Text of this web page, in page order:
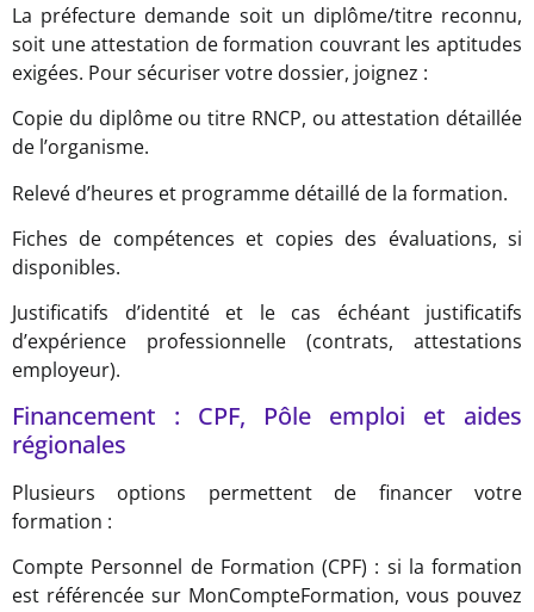
La préfecture demande soit un diplôme/titre reconnu,
soit une attestation de formation couvrant les aptitudes
exigées. Pour sécuriser votre dossier, joignez :
Copie du diplôme ou titre RNCP, ou attestation détaillée
de l’organisme.
Relevé d’heures et programme détaillé de la formation.
Fiches de compétences et copies des évaluations, si
disponibles.
Justificatifs d’identité et le cas échéant justificatifs
d’expérience professionnelle (contrats, attestations
employeur).
Financement : CPF, Pôle emploi et aides
régionales
Plusieurs options permettent de financer votre
formation :
Compte Personnel de Formation (CPF) : si la formation
est référencée sur MonCompteFormation, vous pouvez